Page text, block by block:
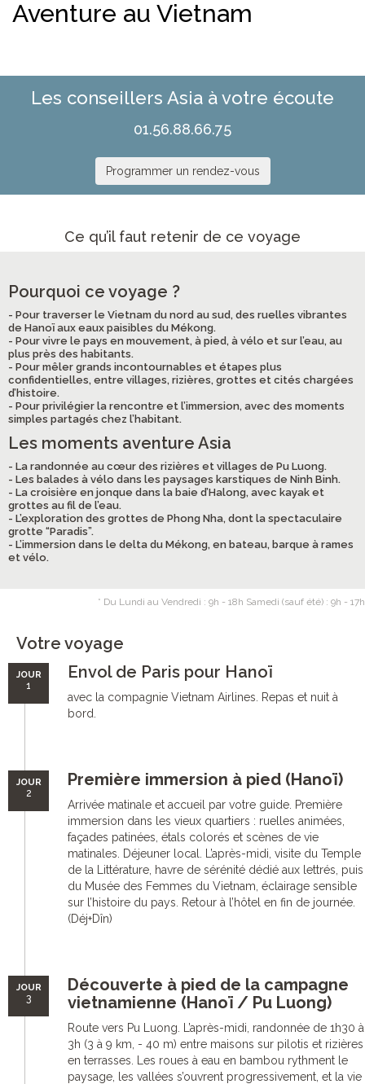
Aventure au Vietnam
Les conseillers Asia à votre écoute
01.56.88.66.75
Programmer un rendez-vous
Ce qu’il faut retenir de ce voyage
Pourquoi ce voyage ?
- Pour traverser le Vietnam du nord au sud, des ruelles vibrantes
de Hanoï aux eaux paisibles du Mékong.
- Pour vivre le pays en mouvement, à pied, à vélo et sur l’eau, au
plus près des habitants.
- Pour mêler grands incontournables et étapes plus
confidentielles, entre villages, rizières, grottes et cités chargées
d’histoire.
- Pour privilégier la rencontre et l’immersion, avec des moments
simples partagés chez l’habitant.
Les moments aventure Asia
- La randonnée au cœur des rizières et villages de Pu Luong.
- Les balades à vélo dans les paysages karstiques de Ninh Binh.
- La croisière en jonque dans la baie d’Halong, avec kayak et
grottes au fil de l’eau.
- L’exploration des grottes de Phong Nha, dont la spectaculaire
grotte “Paradis”.
- L’immersion dans le delta du Mékong, en bateau, barque à rames
et vélo.
* Du Lundi au Vendredi : 9h - 18h Samedi (sauf été) : 9h - 17h
Votre voyage
JOUR
1
Envol de Paris pour Hanoï
avec la compagnie Vietnam Airlines. Repas et nuit à
bord.
JOUR
2
Première immersion à pied (Hanoï)
Arrivée matinale et accueil par votre guide. Première
immersion dans les vieux quartiers : ruelles animées,
façades patinées, étals colorés et scènes de vie
matinales. Déjeuner local. L’après-midi, visite du Temple
de la Littérature, havre de sérénité dédié aux lettrés, puis
du Musée des Femmes du Vietnam, éclairage sensible
sur l’histoire du pays. Retour à l’hôtel en fin de journée.
(Déj+Dîn)
JOUR
3
Découverte à pied de la campagne
vietnamienne (Hanoï / Pu Luong)
Route vers Pu Luong. L’après-midi, randonnée de 1h30 à
3h (3 à 9 km, - 40 m) entre maisons sur pilotis et rizières
en terrasses. Les roues à eau en bambou rythment le
paysage, les vallées s’ouvrent progressivement, et la vie